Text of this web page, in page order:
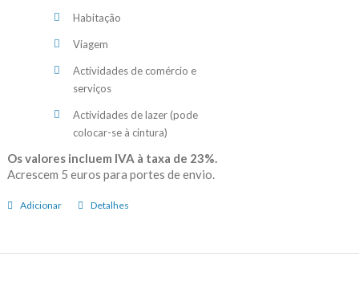
Habitação
Viagem
Actividades de comércio e
serviços
Actividades de lazer (pode
colocar-se à cintura)
Os valores incluem IVA à taxa de 23%.
Acrescem 5 euros para portes de envio.
Adicionar Detalhes